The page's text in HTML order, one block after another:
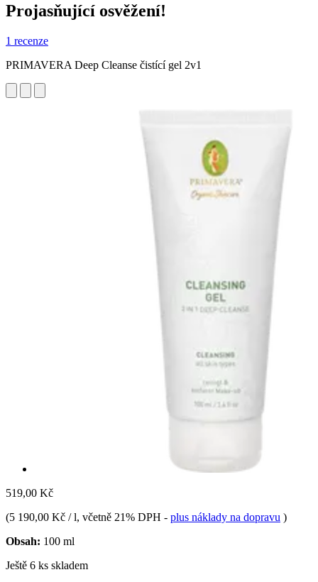
Projasňující osvěžení!
1 recenze
PRIMAVERA Deep Cleanse čistící gel 2v1
519,00 Kč
(5 190,00 Kč / l, včetně 21% DPH - plus náklady na dopravu )
Obsah: 100 ml
Ještě 6 ks skladem